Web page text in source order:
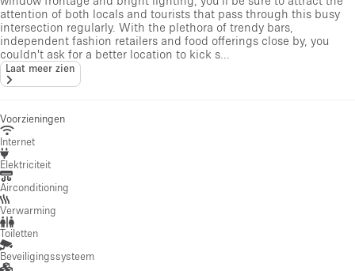
attention of both locals and tourists that pass through this busy
intersection regularly. With the plethora of trendy bars,
independent fashion retailers and food offerings close by, you
couldn't ask for a better location to kick s...
Laat meer zien
Voorzieningen
Internet
Elektriciteit
Airconditioning
Verwarming
Toiletten
Beveiligingssysteem